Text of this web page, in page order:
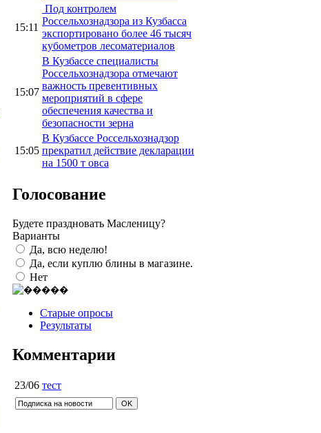
15:11
Под контролем
Россельхознадзора из Кузбасса
экспортировано более 46 тысяч
кубометров лесоматериалов
15:07
В Кузбассе специалисты
Россельхознадзора отмечают
важность превентивных
мероприятий в сфере
обеспечения качества и
безопасности зерна
15:05
В Кузбассе Россельхознадзор
прекратил действие декларации
на 1500 т овса
Голосование
Будете праздновать Масленицу?
Варианты
Да, всю неделю!
Да, если куплю блины в магазине.
Нет
Старые опросы
Результаты
Комментарии
23/06 тест